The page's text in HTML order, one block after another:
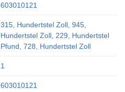
603010121
315, Hundertstel Zoll, 945,
Hundertstel Zoll, 229, Hundertstel
Pfund, 728, Hundertstel Zoll
1
603010121